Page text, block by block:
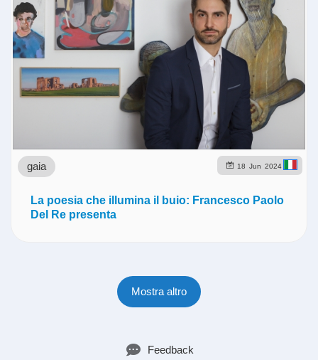
18 Jun 2024
gaia
La poesia che illumina il buio: Francesco Paolo
Del Re presenta
Mostra altro
Feedback